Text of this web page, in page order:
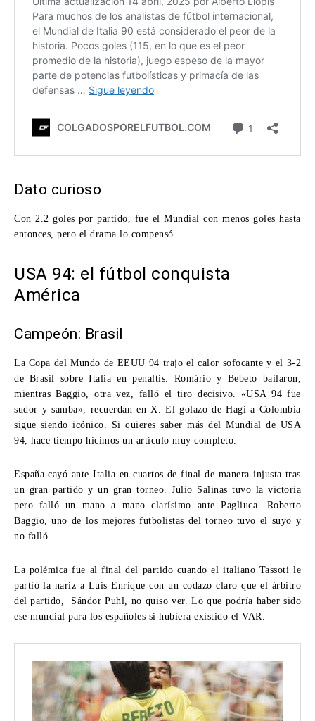
Dato curioso
Con 2.2 goles por partido, fue el Mundial con menos goles hasta
entonces, pero el drama lo compensó.
USA 94: el fútbol conquista
América
Campeón: Brasil
La Copa del Mundo de EEUU 94 trajo el calor sofocante y el 3-2
de Brasil sobre Italia en penaltis. Romário y Bebeto bailaron,
mientras Baggio, otra vez, falló el tiro decisivo. «USA 94 fue
sudor y samba», recuerdan en X. El golazo de Hagi a Colombia
sigue siendo icónico. Si quieres saber más delMundial de USA
94, hace tiempo hicimos un artículo muy completo.
España cayó ante Italia en cuartos de final de manera injusta tras
un gran partido y un gran torneo. Julio Salinas tuvo la victoria
pero falló un mano a mano clarísimo ante Pagliuca. Roberto
Baggio, uno de los mejores futbolistas del torneo tuvo el suyo y
no falló.
La polémica fue al final del partido cuando el italiano Tassoti le
partió la nariz a Luis Enrique con un codazo claro que el árbitro
del partido, Sándor Puhl, no quiso ver. Lo que podría haber sido
ese mundial para los españoles si hubiera existido el VAR.